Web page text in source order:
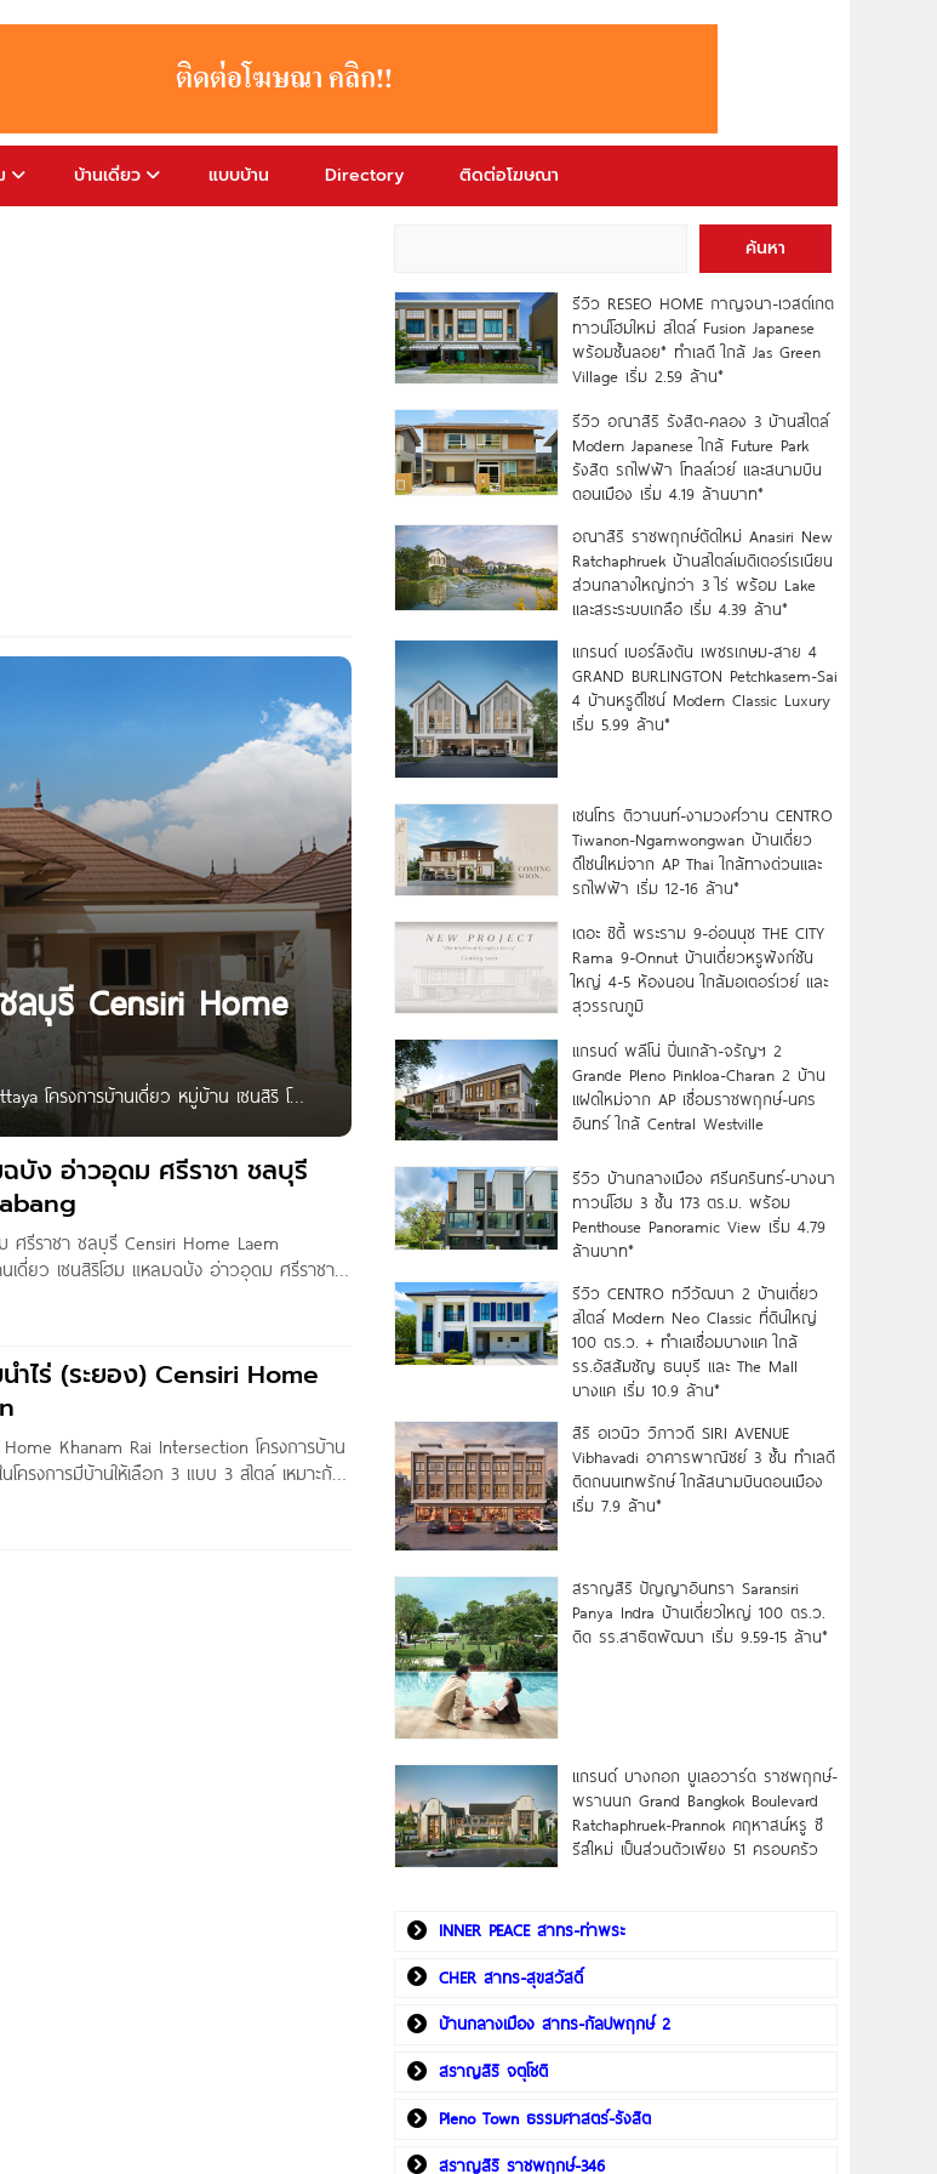
บ้านเดี่ยว แบบบ้าน Directory ติดต่อโฆษณา
ลบุรี Censiri Home
โครงการบ้านเดี่ยว หมู่บ้าน เซนสิริ โฮม
ตร 3 ห้องนอน 4
บัง อ่าวอุดม ศรีราชา ชลบุรี
ศรีราชา ชลบุรี Censiri Home Laem
เดี่ยว เซนสิริโฮม แหลมฉบัง อ่าวอุดม ศรีราชา
บ้านขนาดกระทัดรัด ออกแบบอย่างพอดีกับ
การใช้สอย เซนสิริ โฮม
ำไร่ (ระยอง) Censiri Home
Khanam Rai Intersection โครงการบ้าน
โครงการมีบ้านให้เลือก 3 แบบ 3 สไตล์ เหมาะกับ
ะบบสาธารณูปโภคครบครัน บนพื้นที่คุณภาพ
าติ สงบ สบาย ร่มรื่น ระบบความปลอดภัยของ
ค้นหา
รีวิว RESEO HOME กาญจนา-เวสต์เกต
ทาวน์โฮมใหม่ สไตล์ Fusion Japanese
พร้อมชั้นลอย* ทำเลดี ใกล้ Jas Green
Village เริ่ม 2.59 ล้าน*
รีวิว อณาสิริ รังสิต-คลอง 3 บ้านสไตล์
Modern Japanese ใกล้ Future Park
รังสิต รถไฟฟ้า โทลล์เวย์ และสนามบิน
ดอนเมือง เริ่ม 4.19 ล้านบาท*
อณาสิริ ราชพฤกษ์ตัดใหม่ Anasiri New
Ratchaphruek บ้านสไตล์เมดิเตอร์เรเนียน
ส่วนกลางใหญ่กว่า 3 ไร่ พร้อม Lake
และสระระบบเกลือ เริ่ม 4.39 ล้าน*
แกรนด์ เบอร์ลิงตัน เพชรเกษม-สาย 4
GRAND BURLINGTON Petchkasem-Sai
4 บ้านหรูดีไซน์ Modern Classic Luxury
เริ่ม 5.99 ล้าน*
เซนโทร ติวานนท์-งามวงศ์วาน CENTRO
Tiwanon-Ngamwongwan บ้านเดี่ยว
ดีไซน์ใหม่จาก AP Thai ใกล้ทางด่วนและ
รถไฟฟ้า เริ่ม 12-16 ล้าน*
เดอะ ซิตี้ พระราม 9-อ่อนนุช THE CITY
Rama 9-Onnut บ้านเดี่ยวหรูฟังก์ชัน
ใหญ่ 4-5 ห้องนอน ใกล้มอเตอร์เวย์ และ
สุวรรณภูมิ
แกรนด์ พลีโน่ ปิ่นเกล้า-จรัญฯ 2
Grande Pleno Pinkloa-Charan 2 บ้าน
แฝดใหม่จาก AP เชื่อมราชพฤกษ์-นคร
อินทร์ ใกล้ Central Westville
รีวิว บ้านกลางเมือง ศรีนครินทร์-บางนา
ทาวน์โฮม 3 ชั้น 173 ตร.ม. พร้อม
Penthouse Panoramic View เริ่ม 4.79
ล้านบาท*
รีวิว CENTRO ทวีวัฒนา 2 บ้านเดี่ยว
สไตล์ Modern Neo Classic ที่ดินใหญ่
100 ตร.ว. + ทำเลเชื่อมบางแค ใกล้
รร.อัสสัมชัญ ธนบุรี และ The Mall
บางแค เริ่ม 10.9 ล้าน*
สิริ อเวนิว วิภาวดี SIRI AVENUE
Vibhavadi อาคารพาณิชย์ 3 ชั้น ทำเลดี
ติดถนนเทพรักษ์ ใกล้สนามบินดอนเมือง
เริ่ม 7.9 ล้าน*
สราญสิริ ปัญญาอินทรา Saransiri
Panya Indra บ้านเดี่ยวใหญ่ 100 ตร.ว.
ดิด รร.สาธิตพัฒนา เริ่ม 9.59-15 ล้าน*
แกรนด์ บางกอก บูเลอวาร์ด ราชพฤกษ์-
พรานนก Grand Bangkok Boulevard
Ratchaphruek-Prannok คฤหาสน์หรู ซี
รีส์ใหม่ เป็นส่วนตัวเพียง 51 ครอบครัว
INNER PEACE สาทร-ท่าพระ
CHER สาทร-สุขสวัสดิ์
บ้านกลางเมือง สาทร-กัลปพฤกษ์ 2
สราญสิริ จตุโชติ
Pleno Town ธรรมศาสตร์-รังสิต
สราญสิริ ราชพฤกษ์-346